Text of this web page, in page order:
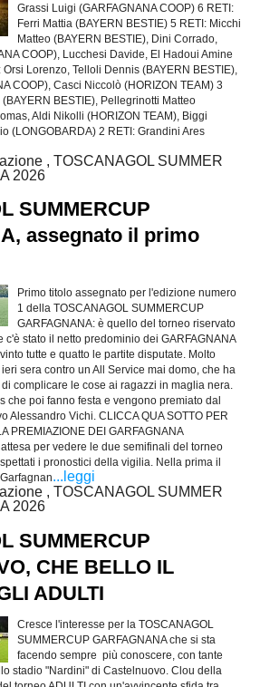
Grassi Luigi (GARFAGNANA COOP) 6 RETI:
Ferri Mattia (BAYERN BESTIE) 5 RETI: Micchi
Matteo (BAYERN BESTIE), Dini Corrado,
COOP), Lucchesi Davide, El Hadoui Amine
Orsi Lorenzo, Telloli Dennis (BAYERN BESTIE),
COOP), Casci Niccolò (HORIZON TEAM) 3
BESTIE), Pellegrinotti Matteo
Aldi Nikolli (HORIZON TEAM), Biggi
(LONGOBARDA) 2 RETI: Grandini Ares
, TOSCANAGOL SUMMER
2026
SUMMERCUP
assegnato il primo
Primo titolo assegnato per l'edizione numero
1 della TOSCANAGOL SUMMERCUP
GARFAGNANA: è quello del torneo riservato
stato il netto predominio dei GARFAGNANA
tutte e quatto le partite disputate. Molto
sera contro un All Service mai domo, che ha
complicare le cose ai ragazzi in maglia nera.
che poi fanno festa e vengono premiato dal
Alessandro Vichi. CLICCA QUA SOTTO PER
PREMIAZIONE DEI GARFAGNANA
per vedere le due semifinali del torneo
i pronostici della vigilia. Nella prima il
...leggi
, TOSCANAGOL SUMMER
2026
SUMMERCUP
CHE BELLO IL
ADULTI
Cresce l'interesse per la TOSCANAGOL
SUMMERCUP GARFAGNANA che si sta
facendo sempre più conoscere, con tante
stadio "Nardini" di Castelnuovo. Clou della